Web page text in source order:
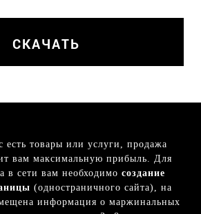
СКАЧАТЬ
есть товары или услуги, продажа
вам максимальную прибыль. Для
в сети вам необходимо создание
(одностраничного сайта), на
информация о маржинальных